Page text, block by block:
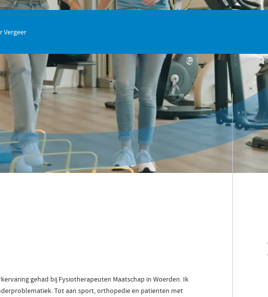
Vergeer
gehad bij Fysiotherapeuten Maatschap in Woerden. Ik
Tot aan sport, orthopedie en patienten met